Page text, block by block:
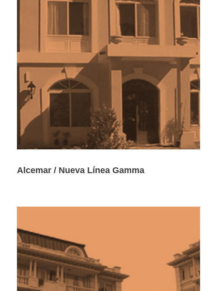
Alcemar / Nueva Línea Gamma